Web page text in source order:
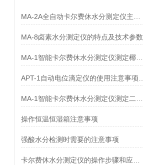
MA-8卤素水分测定仪的特点及技术参数
操作恒温恒湿箱注意事项
强酸水分检测时需要的注意事项